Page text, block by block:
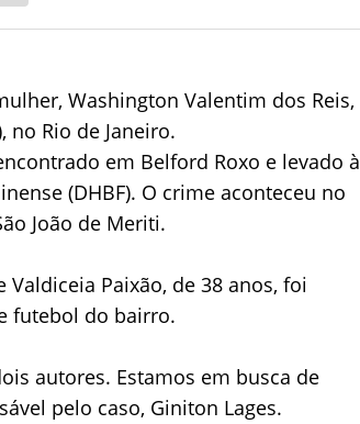
Washington Valentim dos Reis,
no Rio de Janeiro.
em Belford Roxo e levado à
(DHBF). O crime aconteceu no
João de Meriti.
Paixão, de 38 anos, foi
futebol do bairro.
autores. Estamos em busca de
pelo caso, Giniton Lages.